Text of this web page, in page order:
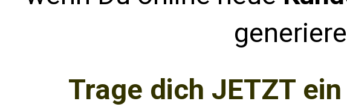
Trage dich JETZT